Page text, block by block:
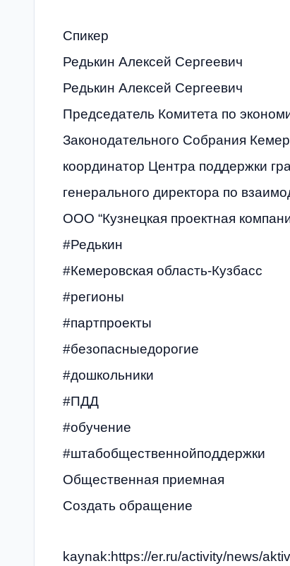
Спикер
Редькин Алексей Сергеевич
Редькин Алексей Сергеевич
Председатель Комитета по
Законодательного Собрания
координатор Центра поддержки
генерального директора по
ООО “Кузнецкая проектная
#Редькин
#Кемеровская область-Кузбасс
#регионы
#партпроекты
#безопасныедорогие
#дошкольники
#ПДД
#обучение
#штабобщественнойподдержки
Общественная приемная
Создать обращение
kaynak:https://er.ru/activity/news/